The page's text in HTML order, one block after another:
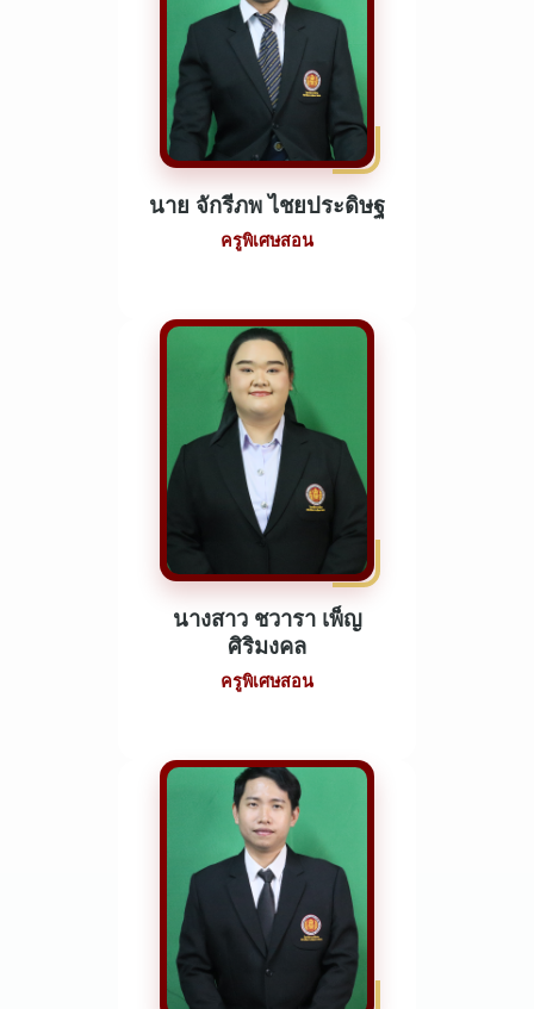
นาย จักรีภพ ไชยประดิษฐ
ครูพิเศษสอน
นางสาว ชวารา เพ็ญ
ศิริมงคล
ครูพิเศษสอน